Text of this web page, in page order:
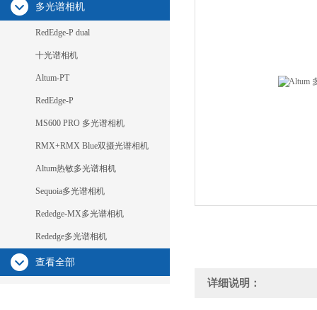
多光谱相机
RedEdge-P dual
十光谱相机
Altum-PT
RedEdge-P
MS600 PRO 多光谱相机
RMX+RMX Blue双摄光谱相机
Altum热敏多光谱相机
Sequoia多光谱相机
Rededge-MX多光谱相机
Rededge多光谱相机
查看全部
详细说明：